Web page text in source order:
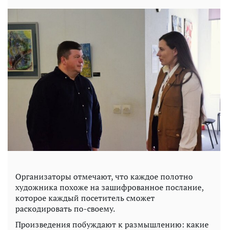
Организаторы отмечают, что каждое полотно
художника похоже на зашифрованное послание,
которое каждый посетитель сможет
раскодировать по-своему.
Произведения побуждают к размышлению: какие